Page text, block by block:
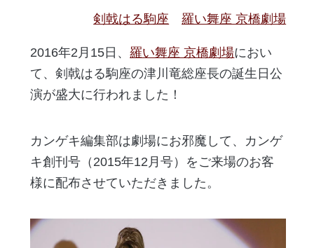
剣戟はる駒座 羅い舞座 京橋劇場
2016年2月15日、羅い舞座 京橋劇場におい
て、剣戟はる駒座の津川竜総座長の誕生日公
演が盛大に行われました！
カンゲキ編集部は劇場にお邪魔して、カンゲ
キ創刊号（2015年12月号）をご来場のお客
様に配布させていただきました。